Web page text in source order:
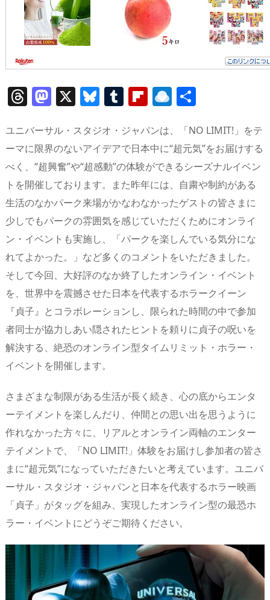
T
re
a
d
s
M
st
o
d
o
n
X Bl
e
sk
y
T
m
bl
r
Fl
b
o
ar
d
R
n
d
ro
p.
io
ユニバーサル・スタジオ・ジャパンは、「NO LIMIT!」をテ
ーマに限界のないアイデアで日本中に“超元気”をお届けする
べく、“超興奮”や“超感動”の体験ができるシーズナルイベン
トを開催しております。また昨年には、自粛や制約がある
生活のなかパーク来場がかなわなかったゲストの皆さまに
少しでもパークの雰囲気を感じていただくためにオンライ
ン・イベントも実施し、「パークを楽しんでいる気分にな
れてよかった。」など多くのコメントをいただきました。
そして今回、大好評のなか終了したオンライン・イベント
を、世界中を震撼させた日本を代表するホラークイーン
『貞子』とコラボレーションし、限られた時間の中で参加
者同士が協力しあい隠されたヒントを頼りに貞子の呪いを
解決する、絶恐のオンライン型タイムリミット・ホラー・
イベントを開催します。
さまざまな制限がある生活が長く続き、心の底からエンタ
ーテイメントを楽しんだり、仲間との思い出を思うように
作れなかった方々に、リアルとオンライン両軸のエンター
テイメントで、「NO LIMIT!」体験をお届けし参加者の皆さ
まに“超元気”になっていただきたいと考えています。ユニバ
ーサル・スタジオ・ジャパンと日本を代表するホラー映画
「貞子」がタッグを組み、実現したオンライン型の最恐ホ
ラー・イベントにどうぞご期待ください。